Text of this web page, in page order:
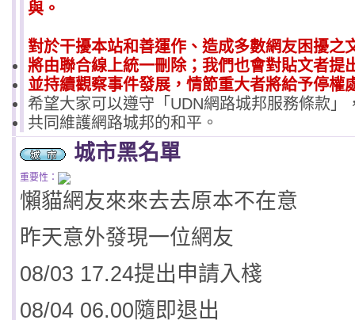
與。
對於干擾本站和善運作、造成多數網友困擾之
將由聯合線上統一刪除；我們也會對貼文者提
並持續觀察事件發展，情節重大者將給予停權
希望大家可以遵守「UDN網路城邦服務條款」
共同維護網路城邦的和平。
城市黑名單
重要性：
懶貓網友來來去去原本不在意
昨天意外發現一位網友
08/03 17.24提出申請入棧
08/04 06.00隨即退出